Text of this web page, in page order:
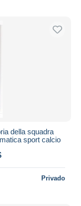
della squadra
sport calcio
Privado